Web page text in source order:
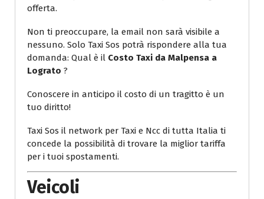
offerta.
Non ti preoccupare, la email non sarà visibile a
nessuno. Solo Taxi Sos potrà rispondere alla tua
domanda: Qual è il Costo Taxi da Malpensa a
Lograto ?
Conoscere in anticipo il costo di un tragitto è un
tuo diritto!
Taxi Sos il network per Taxi e Ncc di tutta Italia ti
concede la possibilità di trovare la miglior tariffa
per i tuoi spostamenti.
Veicoli